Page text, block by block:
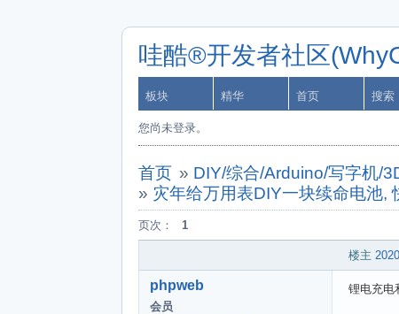
哇酷®开发者社区
板块 精华 首页 搜索
您尚未登录。
首页 » DIY/综合/Arduino/写字机/
» 灾年给万用表DIY一块续命电池,
页次： 1
楼主
phpweb
会员
锂电充电